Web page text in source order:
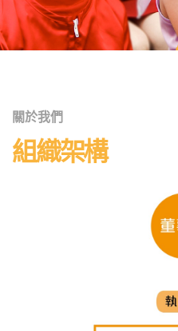
關於我們
組織架構